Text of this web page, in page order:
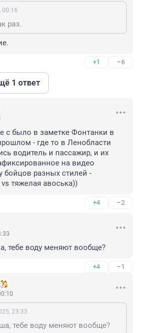
00:16
раз.
+1 –6
1 ответ
с было в заметке Фонтанки в
- где то в Ленобласти
водитель и пассажир, и их
на видео
бойцов разных стилей -
тяжелая авоська))
+4 –2
тебе воду меняют вообще?
+4 –1
23:33
тебе воду меняют вообще?